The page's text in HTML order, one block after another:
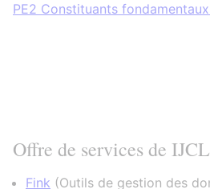
PE2 Constituants
Offre de services de
Fink (Outils de gestion des